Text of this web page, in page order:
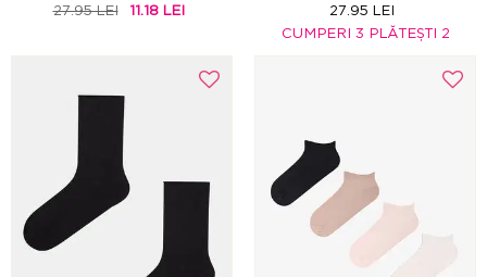
27.95 LEI 11.18 LEI
27.95 LEI
CUMPERI 3 PLĂTEȘTI 2